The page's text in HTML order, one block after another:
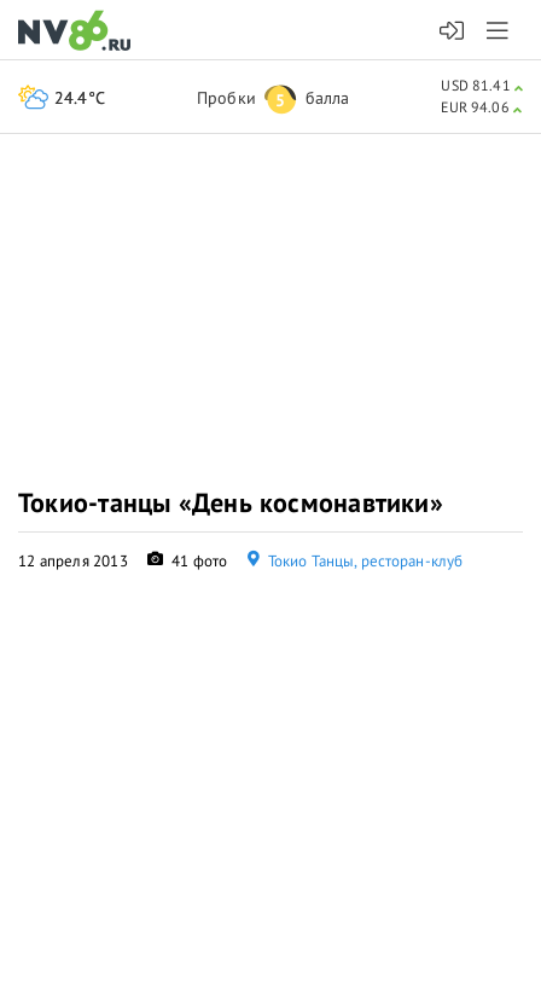
Токио-танцы «День космонавтики»
12 апреля 2013 41 фото Токио Танцы, ресторан-клуб
24.4°C Пробки 5 балла
USD 81.41
EUR 94.06